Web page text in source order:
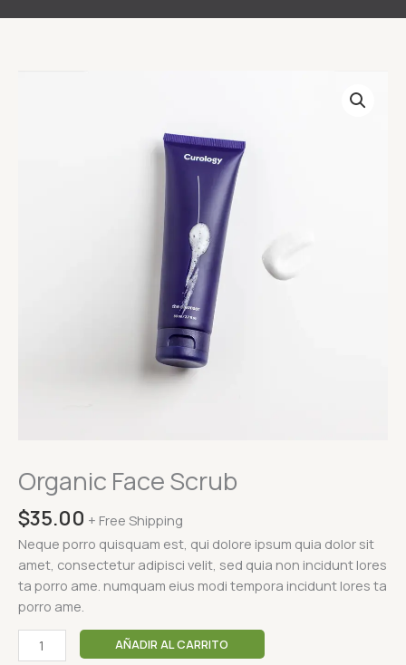
Organic Face Scrub
$35.00 + Free Shipping
Neque porro quisquam est, qui dolore ipsum quia dolor sit
amet, consectetur adipisci velit, sed quia non incidunt lores
ta porro ame. numquam eius modi tempora incidunt lores ta
porro ame.
AÑADIR AL CARRITO